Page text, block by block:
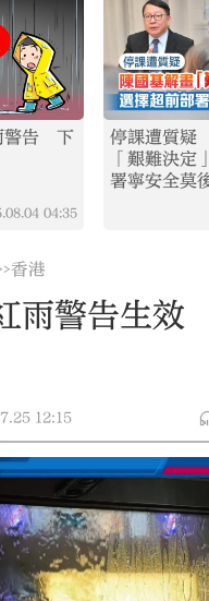
警告 下
04:35
停課遭質疑
「艱難決定
署寧安全莫
香港
雨警告生
12:15